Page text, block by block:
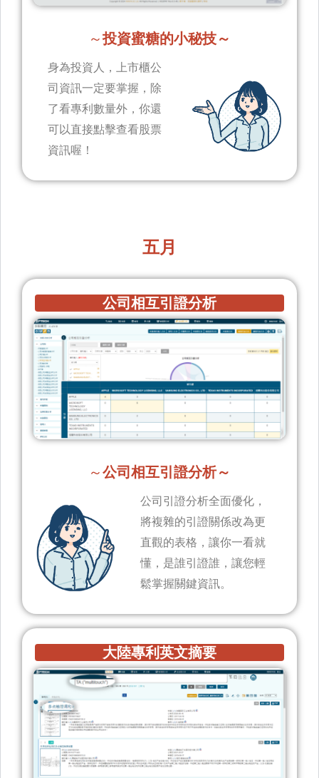
～投資蜜糖的小秘技～
身為投資人，上市櫃公
司資訊一定要掌握，除
了看專利數量外，你還
可以直接點擊查看股票
資訊喔！
五月
公司相互引證分析
～公司相互引證分析～
公司引證分析全面優化，
將複雜的引證關係改為更
直觀的表格，讓你一看就
懂，是誰引證誰，讓您輕
鬆掌握關鍵資訊。
大陸專利英文摘要